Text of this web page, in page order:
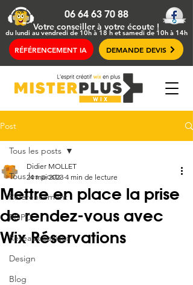
06 64 63 70 88
Votre conseillerà votre écoute !
du lundi au vendredi de 10h à 18 h et samedi de 10h à 14h
RÉFÉRENCEMENT IA DEMANDE DEVIS
Post
Tous les posts
Référencement
RGPD
Réseaux sociaux
Design
Blog
Tous les posts
Mettre en place la prise
de rendez-vous avec
Wix Réservations
Didier MOLLET
24 mai 2023 4 min de lecture